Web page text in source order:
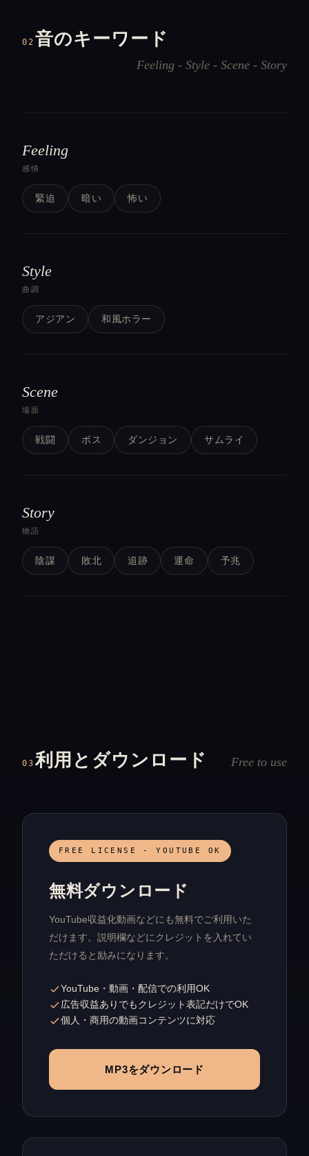
02 音のキーワード
Feeling - Style - Scene - Story
Feeling
感情
緊迫 暗い 怖い
Style
曲調
アジアン 和風ホラー
Scene
場面
戦闘 ボス ダンジョン サムライ
Story
物語
陰謀 敗北 追跡 運命 予兆
03利用とダウンロード Free to use
FREE LICENSE - YOUTUBE OK
無料ダウンロード
YouTube収益化動画などにも無料でご利用いた
だけます。説明欄などにクレジットを入れてい
ただけると励みになります。
YouTube・動画・配信での利用OK
広告収益ありでもクレジット表記だけでOK
個人・商用の動画コンテンツに対応
MP3をダウンロード